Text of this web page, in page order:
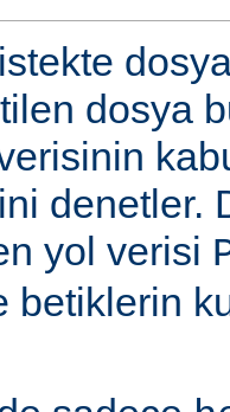
dosya
denetler.
yol verisi